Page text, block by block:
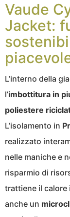
Vaude
Jacket:
L’interno della
l’imbottitura in
poliestere
L’isolamento in
realizzato
nelle maniche e
risparmio di
trattiene il calore
anche un